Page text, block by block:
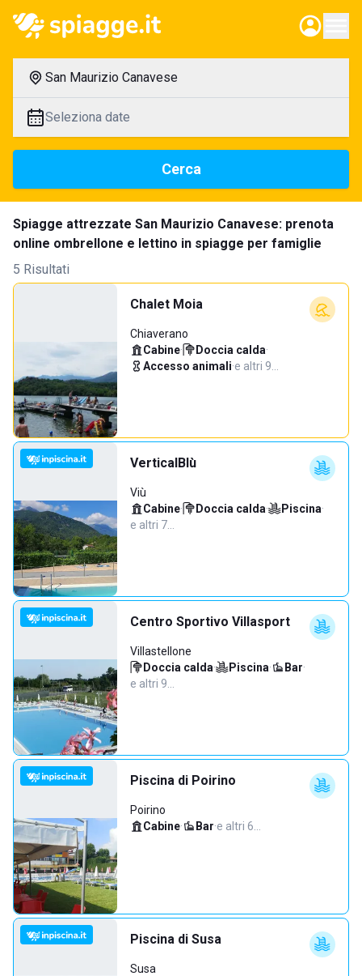
San Maurizio Canavese
Seleziona date
Cerca
Spiagge attrezzate San Maurizio Canavese: prenota
online ombrellone e lettino in spiagge per famiglie
5 Risultati
Chalet Moia
Chiaverano
Cabine· Doccia calda·
Accesso animali·e altri 9…
VerticalBlù
Viù
Cabine· Doccia calda· Piscina·
e altri 7…
Centro Sportivo Villasport
Villastellone
Doccia calda· Piscina· Bar·
e altri 9…
Piscina di Poirino
Poirino
Cabine· Bar·e altri 6…
Piscina di Susa
Susa